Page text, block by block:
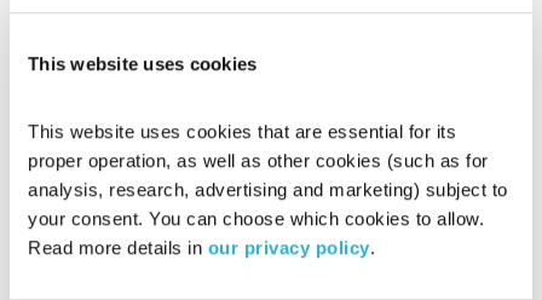
This website uses cookies
This website uses cookies that are essential for its
proper operation, as well as other cookies (such as for
analysis, research, advertising and marketing) subject to
your consent. You can choose which cookies to allow.
Read more details in our privacy policy.
פה זה טוב – 28.10.24
פה זה טוב
לירון תאני